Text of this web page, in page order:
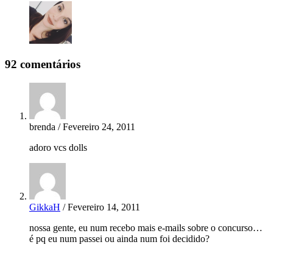
92 comentários
brenda / Fevereiro 24, 2011
adoro vcs dolls
GikkaH / Fevereiro 14, 2011
nossa gente, eu num recebo mais e-mails sobre o concurso…
é pq eu num passei ou ainda num foi decidido?